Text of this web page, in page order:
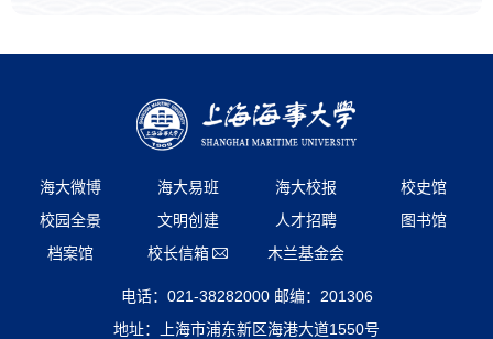
海大微博 海大易班 海大校报
校史馆
校园全景
文明创建 人才招聘
图书馆
档案馆
校长信箱 木兰基金会
电话：021-38282000 邮编：201306
地址：上海市浦东新区海港大道1550号